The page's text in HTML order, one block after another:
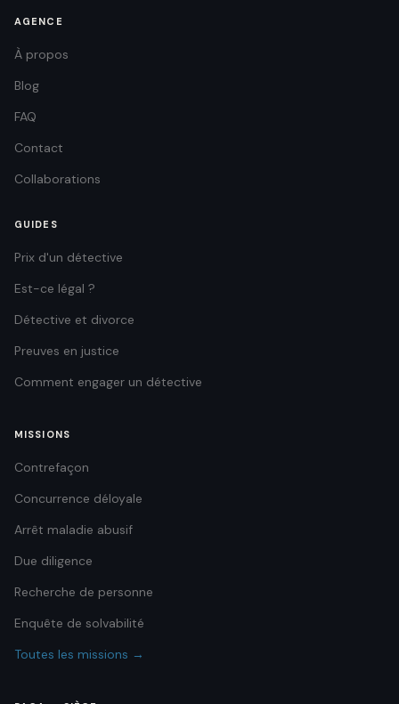
AGENCE
À propos
Blog
FAQ
Contact
Collaborations
GUIDES
Prix d'un détective
Est-ce légal ?
Détective et divorce
Preuves en justice
Comment engager un détective
MISSIONS
Contrefaçon
Concurrence déloyale
Arrêt maladie abusif
Due diligence
Recherche de personne
Enquête de solvabilité
Toutes les missions →